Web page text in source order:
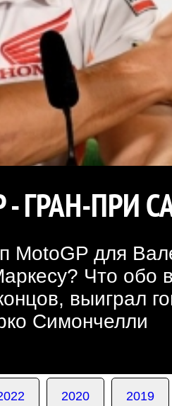
- ГРАН-
для
Что обо
выиграл
Симончелли
2020 2019